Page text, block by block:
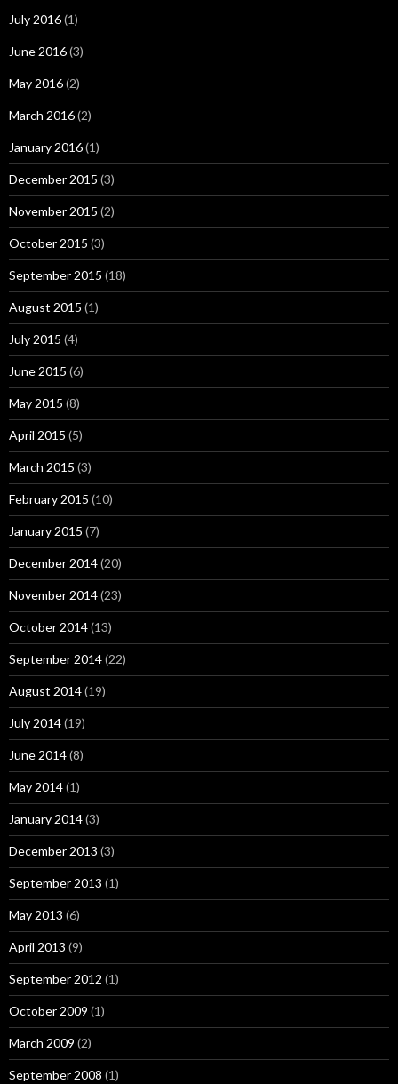
July 2016(1)
June 2016(3)
May 2016(2)
March 2016(2)
January 2016(1)
December 2015 (3)
November 2015 (2)
October 2015 (3)
September 2015 (18)
August 2015 (1)
July 2015 (4)
June 2015 (6)
May 2015 (8)
April 2015 (5)
March 2015 (3)
February 2015 (10)
January 2015 (7)
December 2014(20)
November 2014(23)
October 2014(13)
September 2014(22)
August 2014(19)
July 2014(19)
June 2014(8)
May 2014(1)
January 2014(3)
December 2013 (3)
September 2013 (1)
May 2013 (6)
April 2013 (9)
September 2012 (1)
October 2009 (1)
March 2009 (2)
September 2008 (1)